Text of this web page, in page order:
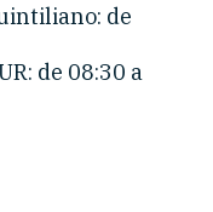
de
de 08:30 a